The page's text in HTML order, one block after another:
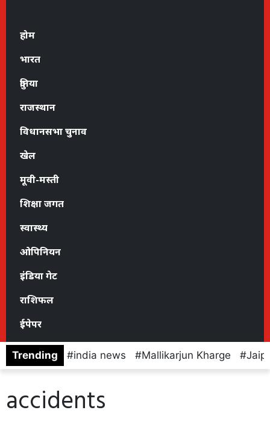
होम
भारत
दुनिया
राजस्थान
विधानसभा चुनाव
खेल
मूवी-मस्ती
शिक्षा जगत
स्वास्थ्य
ओपिनियन
इंडिया गेट
राशिफल
ईपेपर
Trending india news Mallikarjun Kharge
accidents